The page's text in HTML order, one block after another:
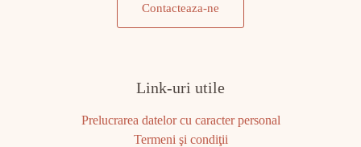
Contacteaza-ne
Link-uri utile
Prelucrarea datelor cu caracter personal
Termeni şi condiţii